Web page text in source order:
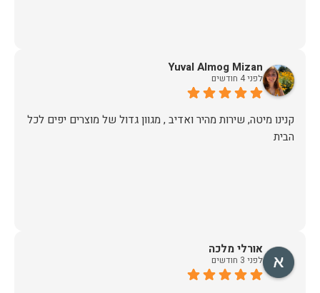
Yuval Almog Mizan
לפני 4 חודשים
קנינו מיטה, שירות מהיר ואדיב , מגוון גדול של מוצרים יפים לכל
הבית
אורלי מלכה
לפני 3 חודשים